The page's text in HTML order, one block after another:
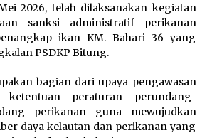
Diplomatik dalam Rangka
months ago
Hari Kartini
months ago
2026, telah dilaksanakan kegiatan
sanksi administratif perikanan
ikan KM. Bahari 36 yang
PSDKP Bitung.
bagian dari upaya pengawasan
ketentuan peraturan perundang-
perikanan guna mewujudkan
daya kelautan dan perikanan yang